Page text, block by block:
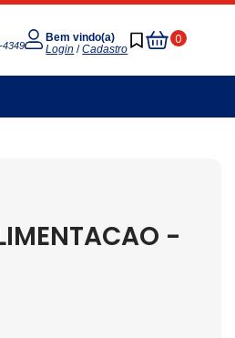
4349
Bem vindo(a)
Login /Cadastro
0
Meu
Carrinho
-